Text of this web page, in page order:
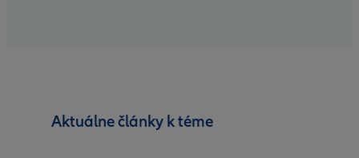
Aktuálne články k téme